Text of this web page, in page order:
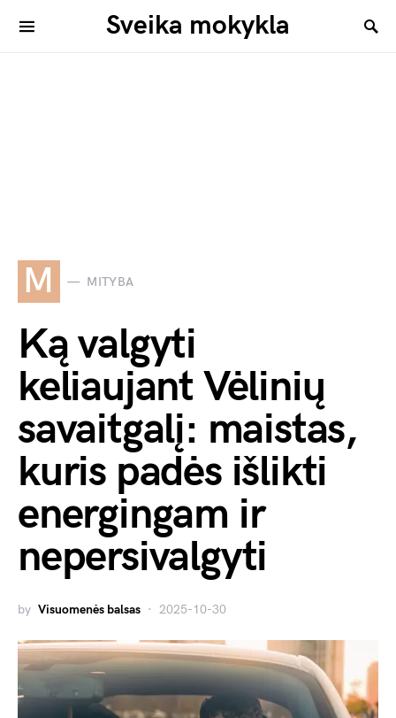
Sveika mokykla
M MITYBA
Ką valgyti
keliaujant Vėlinių
savaitgalį: maistas,
kuris padės išlikti
energingam ir
nepersivalgyti
by Visuomenės balsas 2025-10-30